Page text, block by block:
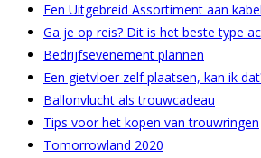
Een Uitgebreid Assortiment aan
Ga je op reis? Dit is het beste type
Bedrijfsevenement plannen
Een gietvloer zelf plaatsen, kan ik
Ballonvlucht als trouwcadeau
Tips voor het kopen van trouwringen
Tomorrowland 2020